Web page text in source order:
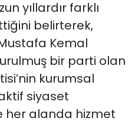
yıllardır farklı
belirterek,
Kemal
bir parti olan
kurumsal
siyaset
her alanda hizmet